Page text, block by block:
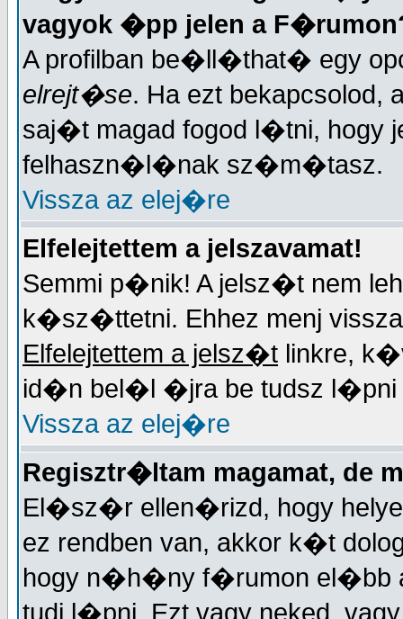
vagyok �pp jelen a
A profilban be�ll�that� egy
elrejt�se. Ha ezt bekapcsolod,
saj�t magad fogod l�tni, hogy
felhaszn�l�nak sz�m�tasz.
Vissza az elej�re
Elfelejtettem a jelszavamat!
Semmi p�nik! A jelsz�t nem
k�sz�ttetni. Ehhez menj
Elfelejtettem a jelsz�t linkre,
id�n bel�l �jra be tudsz l�pni
Vissza az elej�re
Regisztr�ltam magamat, de
El�sz�r ellen�rizd, hogy
ez rendben van, akkor k�t
hogy n�h�ny f�rumon el�bb
tudj l�pni. Ezt vagy neked,